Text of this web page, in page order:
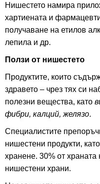
Нишестето намира
хартиената и
получаване на етилов
лепила и др.
Ползи от нишестето
Продуктите, които
здравето – чрез тях си
полезни вещества, като
фибри, калций, желязо.
Специалистите
нишестени продукти,
хранене. 30% от храната
нишестени храни.